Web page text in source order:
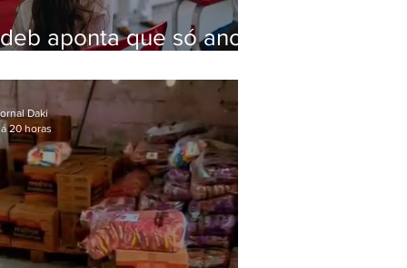
aponta que só anos
da educação
Daki
20 horas